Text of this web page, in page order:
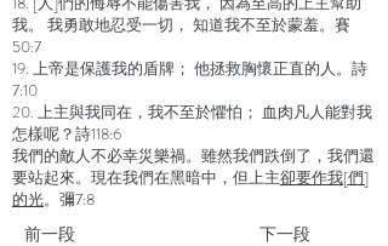
我。 我勇敢地忍受一切， 知道我不至於蒙羞。賽
50:7
19. 上帝是保護我的盾牌； 他拯救胸懷正直的人。詩
7:10
20. 上主與我同在，我不至於懼怕； 血肉凡人能對我
怎樣呢？詩118:6
我們的敵人不必幸災樂禍。雖然我們跌倒了，我們還
要站起來。現在我們在黑暗中，但上主卻要作我[們]
的光。 彌7:8
前一段
下一段